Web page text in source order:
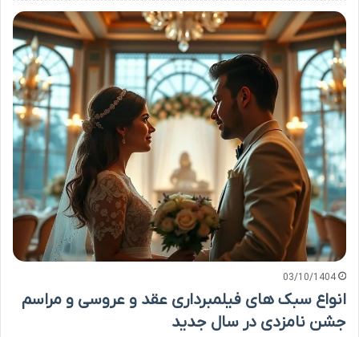
03/10/1404
انواع سبک های فیلمبرداری عقد و عروسی و مراسم
جشن نامزدی در سال جدید